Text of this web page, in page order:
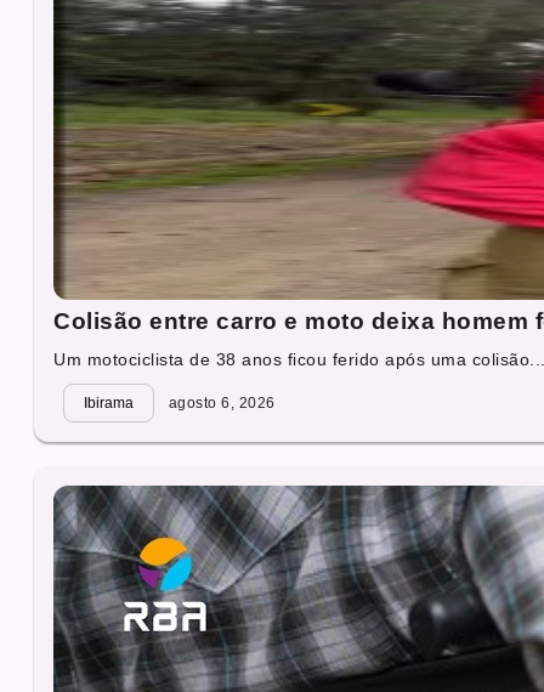
Colisão entre carro e moto deixa homem
Um motociclista de 38 anos ficou ferido após uma
Ibirama agosto 6, 2026